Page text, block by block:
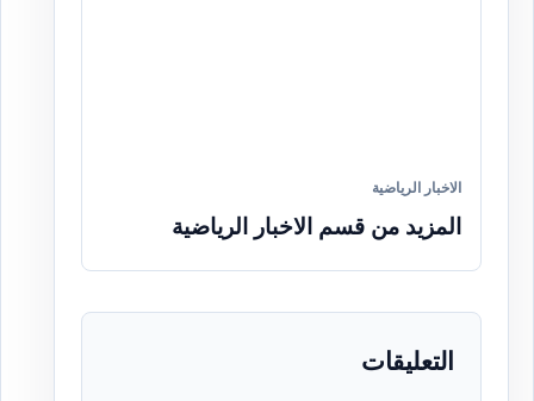
الاخبار الرياضية
المزيد من قسم الاخبار الرياضية
التعليقات